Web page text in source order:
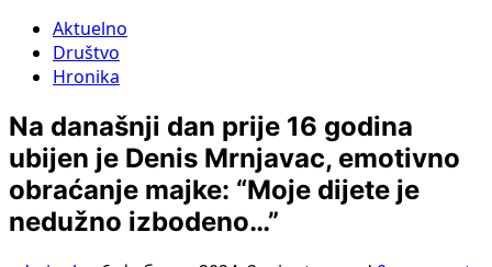
Aktuelno
Društvo
Hronika
Na današnji dan prije 16 godina
ubijen je Denis Mrnjavac, emotivno
obraćanje majke: “Moje dijete je
nedužno izbodeno…”